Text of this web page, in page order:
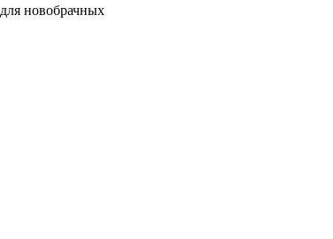
новобрачных